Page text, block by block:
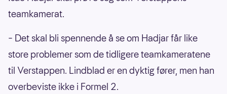
Red Bull
Isack Hadjar og Max Verstappen
Williams
Alex Albon og Carlos Sainz
teamkamerat.
– Det skal bli spennende å se om Hadjar får like
store problemer som de tidligere teamkameratene
til Verstappen. Lindblad er en dyktig fører, men han
overbeviste ikke i Formel 2.